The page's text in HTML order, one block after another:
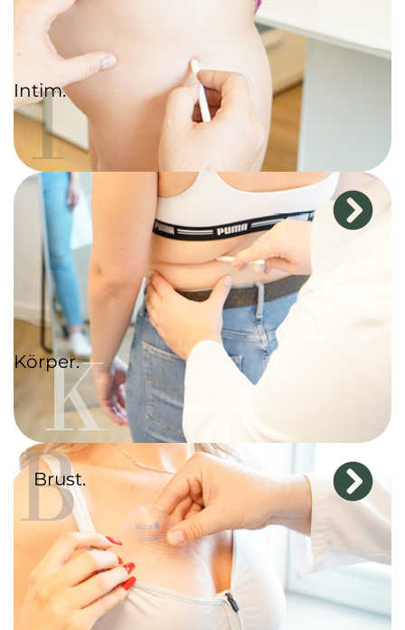
Intim.
I
Körper.
K
B
Brust.